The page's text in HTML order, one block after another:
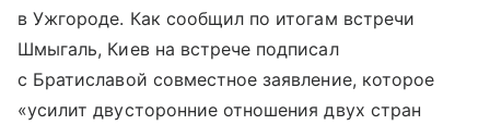
в Ужгороде. Как сообщил по итогам встречи
Шмыгаль, Киев на встрече подписал
с Братиславой совместное заявление, которое
«усилит двусторонние отношения двух стран